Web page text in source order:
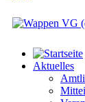
Aktuelles